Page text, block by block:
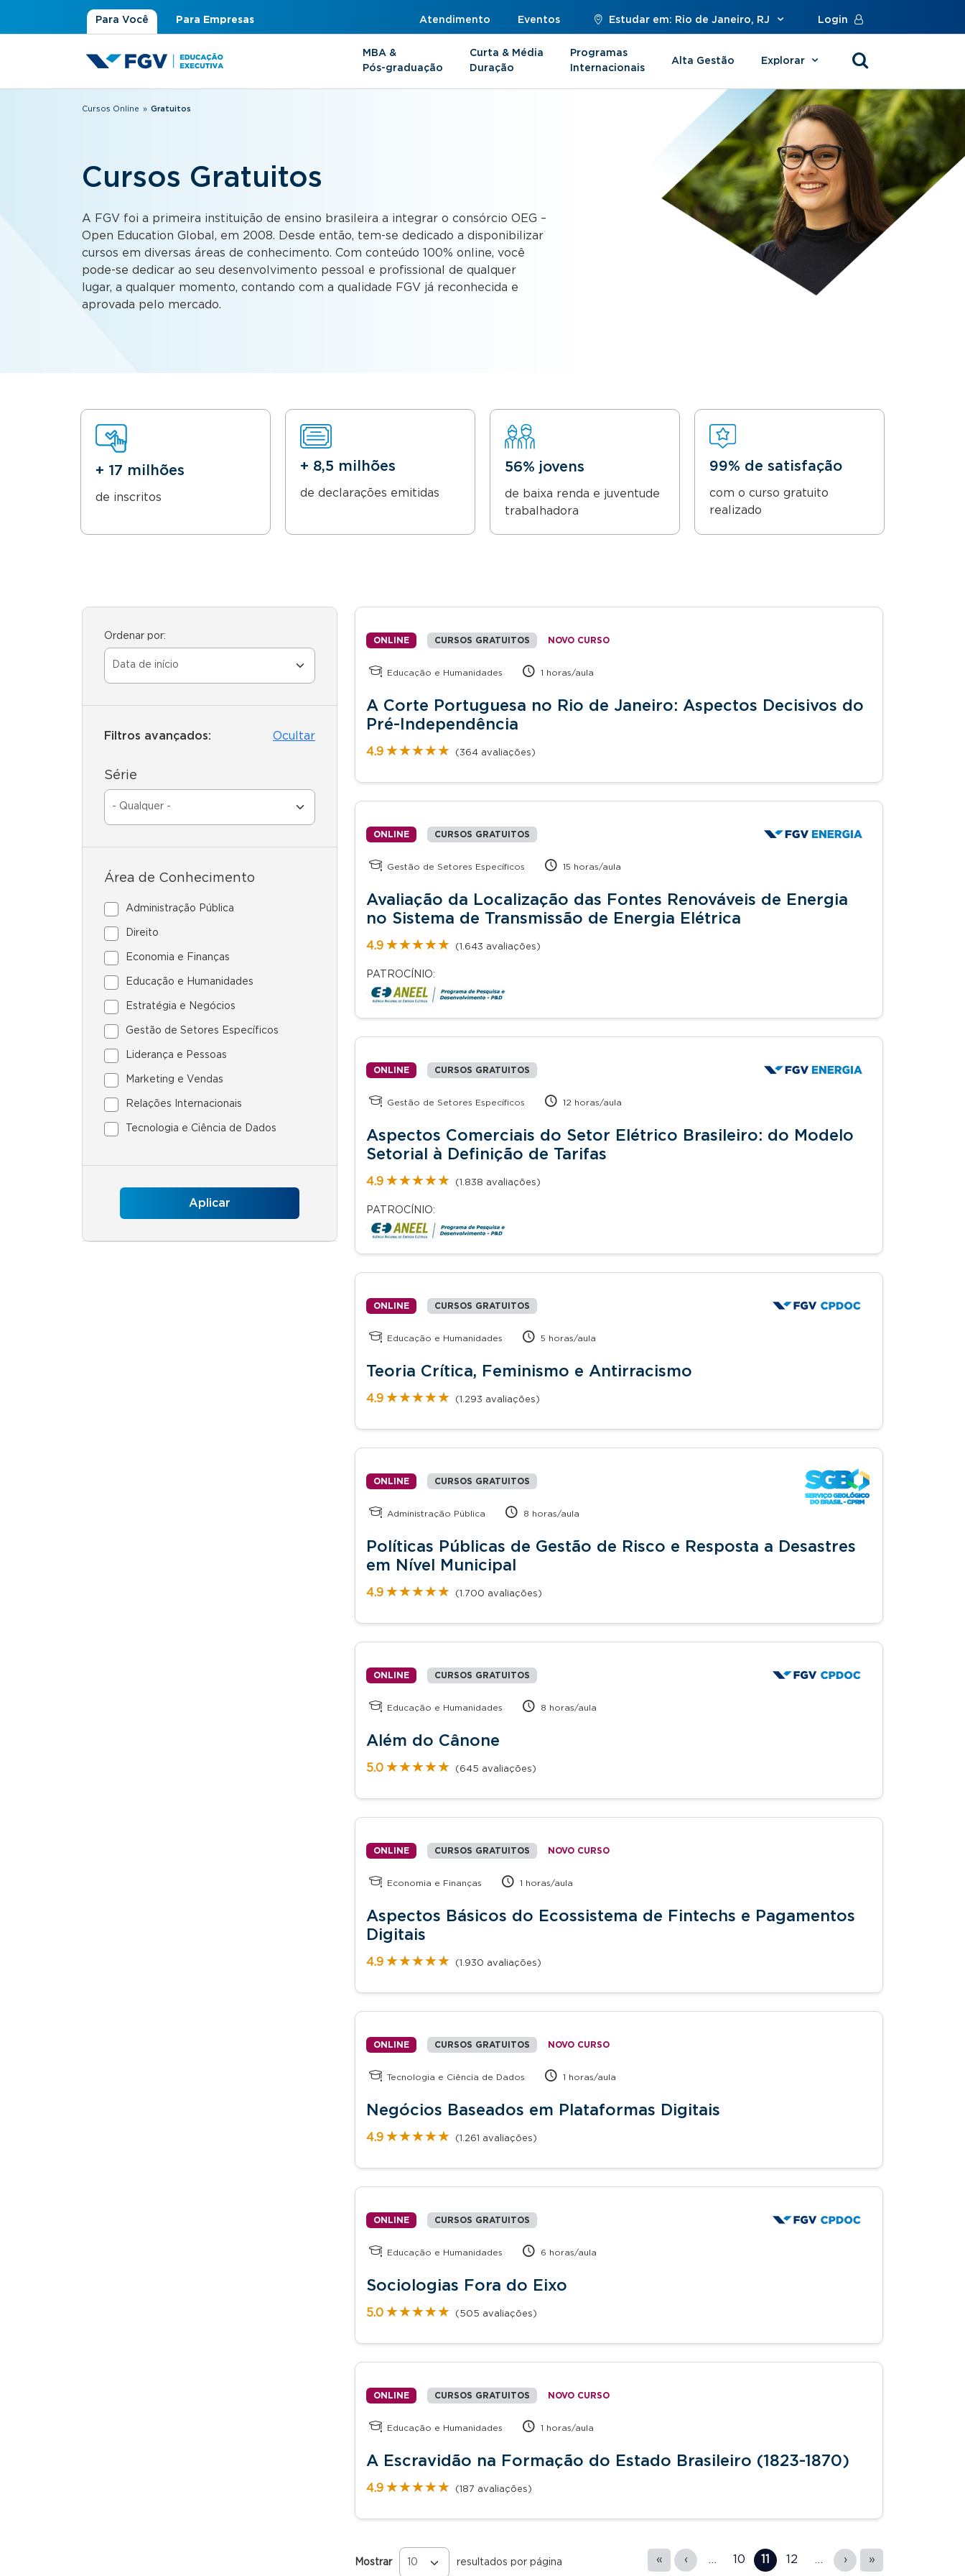
Para Você Para Empresas Atendimento Eventos Estudar em: Rio de Janeiro, RJ Login
MBA &
Pós-graduação
Curta & Média
Duração
Programas
Internacionais
Alta Gestão Explorar
Você está aqui
Cursos Online » Gratuitos
Cursos Gratuitos
A FGV foi a primeira instituição de ensino brasileira a integrar o consórcio OEG –
Open Education Global, em 2008. Desde então, tem-se dedicado a disponibilizar
cursos em diversas áreas de conhecimento. Com conteúdo 100% online, você
pode-se dedicar ao seu desenvolvimento pessoal e profissional de qualquer
lugar, a qualquer momento, contando com a qualidade FGV já reconhecida e
aprovada pelo mercado.
+ 17 milhões
de inscritos
+ 8,5 milhões
de declarações emitidas
56% jovens
de baixa renda e juventude
trabalhadora
99% de satisfação
com o curso gratuito
realizado
Ordenar por:
Filtros avançados: Ocultar
Série
Área de Conhecimento
Administração Pública
Direito
Economia e Finanças
Educação e Humanidades
Estratégia e Negócios
Gestão de Setores Específicos
Liderança e Pessoas
Marketing e Vendas
Relações Internacionais
Tecnologia e Ciência de Dados
ONLINE CURSOS GRATUITOS NOVO CURSO
Educação e Humanidades 1 horas/aula
A Corte Portuguesa no Rio de Janeiro: Aspectos Decisivos do
Pré-Independência
4.9 ★★★★★
★★★★★ (364 avaliações)
ONLINE CURSOS GRATUITOS
Gestão de Setores Específicos 15 horas/aula
Avaliação da Localização das Fontes Renováveis de Energia
no Sistema de Transmissão de Energia Elétrica
4.9 ★★★★★
★★★★★ (1.643 avaliações)
PATROCÍNIO:
ONLINE CURSOS GRATUITOS
Gestão de Setores Específicos 12 horas/aula
Aspectos Comerciais do Setor Elétrico Brasileiro: do Modelo
Setorial à Definição de Tarifas
4.9 ★★★★★
★★★★★ (1.838 avaliações)
PATROCÍNIO:
ONLINE CURSOS GRATUITOS
Educação e Humanidades 5 horas/aula
Teoria Crítica, Feminismo e Antirracismo
4.9 ★★★★★
★★★★★ (1.293 avaliações)
ONLINE CURSOS GRATUITOS
Administração Pública 8 horas/aula
Políticas Públicas de Gestão de Risco e Resposta a Desastres
em Nível Municipal
4.9 ★★★★★
★★★★★ (1.700 avaliações)
ONLINE CURSOS GRATUITOS
Educação e Humanidades 8 horas/aula
Além do Cânone
5.0 ★★★★★
★★★★★ (645 avaliações)
ONLINE CURSOS GRATUITOS NOVO CURSO
Economia e Finanças 1 horas/aula
Aspectos Básicos do Ecossistema de Fintechs e Pagamentos
Digitais
4.9 ★★★★★
★★★★★ (1.930 avaliações)
ONLINE CURSOS GRATUITOS NOVO CURSO
Tecnologia e Ciência de Dados 1 horas/aula
Negócios Baseados em Plataformas Digitais
4.9 ★★★★★
★★★★★ (1.261 avaliações)
ONLINE CURSOS GRATUITOS
Educação e Humanidades 6 horas/aula
Sociologias Fora do Eixo
5.0 ★★★★★
★★★★★ (505 avaliações)
ONLINE CURSOS GRATUITOS NOVO CURSO
Educação e Humanidades 1 horas/aula
A Escravidão na Formação do Estado Brasileiro (1823-1870)
4.9 ★★★★★
★★★★★ (187 avaliações)
Mostrar resultados por página
Páginas
« ‹ … 10 11 12 … › »